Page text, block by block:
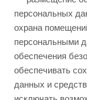
персональных
охрана
персональными
обеспечения
обеспечивать
данных и